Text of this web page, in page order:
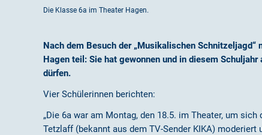
Die Klasse 6a im Theater Hagen.
Nach dem Besuch der „Musikalischen
Hagen teil: Sie hat gewonnen und in diesem
dürfen.
Vier Schülerinnen berichten:
„Die 6a war am Montag, den 18.5. im Theater, um
Tetzlaff (bekannt aus dem TV-Sender KIKA)